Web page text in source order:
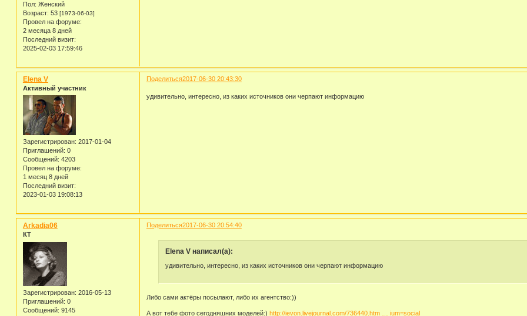
Пол: Женский
Возраст: 53 [1973-06-03]
Провел на форуме:
2 месяца 8 дней
Последний визит:
2025-02-03 17:59:46
Поделиться2017-06-30 20:43:30
Elena V
Активный участник
Зарегистрирован: 2017-01-04
Приглашений: 0
Сообщений: 4203
Провел на форуме:
1 месяц 8 дней
Последний визит:
2023-01-03 19:08:13
удивительно, интересно, из каких источников они черпают информацию
Поделиться2017-06-30 20:54:40
Arkadia06
КТ
Зарегистрирован: 2016-05-13
Приглашений: 0
Сообщений: 9145
Elena V написал(а):
удивительно, интересно, из каких источников они черпают информацию
Либо сами актёры посылают, либо их агентство:))
А вот тебе фото сегодняшних моделей:) http://ievon.livejournal.com/736440.htm … ium=social